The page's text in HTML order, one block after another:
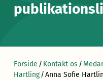
Forside / Kontakt os /
Hartling/Anna Sofie